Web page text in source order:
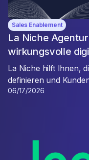
Sales Enablement
La Niche
wirkungsvolle
La Niche hilft Ihnen,
definieren und
06/17/2026